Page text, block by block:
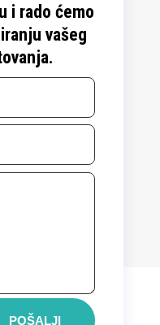
i rado ćemo
vašeg
POŠALJI